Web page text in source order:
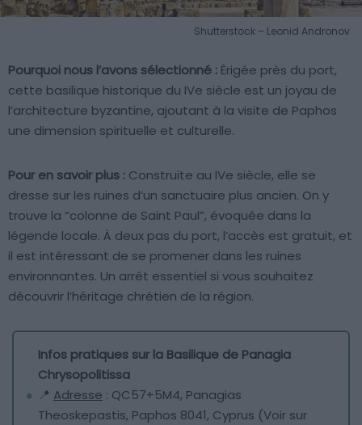
Shutterstock – Leonid Andronov
Pourquoi nous l’avons sélectionné : Érigée près du port,
cette basilique historique du IVe siècle est un joyau de
l’architecture byzantine, ajoutant à la visite de Paphos
une dimension spirituelle et culturelle.
Pour en savoir plus : Construite au IVe siècle, elle se
dresse sur les ruines d’un sanctuaire plus ancien. On y
trouve la “colonne de Saint Paul”, évoquée dans la
légende locale. À deux pas du port, l’accès est gratuit, et
il est intéressant de se promener dans les ruines
environnantes. Un arrêt essentiel si vous souhaitez
découvrir l’héritage chrétien de la région.
Infos pratiques sur la Basilique de Panagia
Chrysopolitissa
📍 Adresse : QC57+5M4, Panagias
Theoskepastis, Paphos 8041, Cyprus (Voir sur